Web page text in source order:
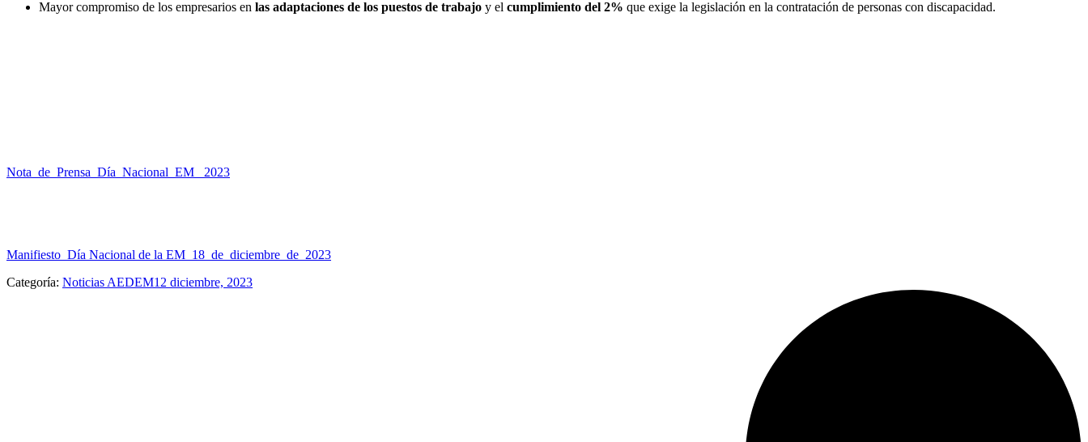
Mayor compromiso de los empresarios en las adaptaciones de los puestos de trabajo y el cumplimiento del 2% que exige la legislación en la contratación de personas con discapacidad.
Nota_de_Prensa_Día_Nacional_EM_ 2023
Manifiesto_Día Nacional de la EM_18_de_diciembre_de_2023
Categoría: Noticias AEDEM12 diciembre, 2023